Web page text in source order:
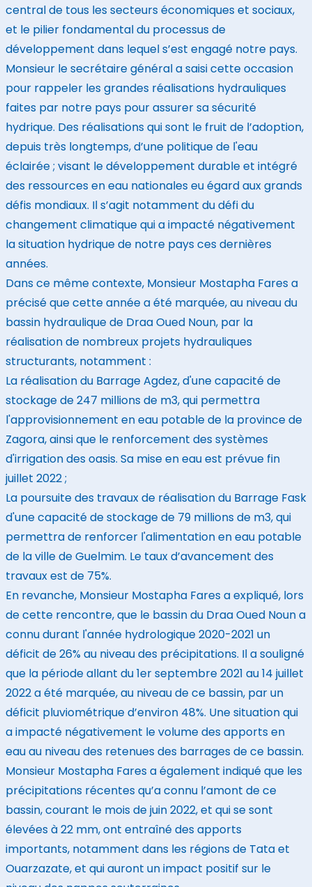
central de tous les secteurs économiques et sociaux,
et le pilier fondamental du processus de
développement dans lequel s’est engagé notre pays.
Monsieur le secrétaire général a saisi cette occasion
pour rappeler les grandes réalisations hydrauliques
faites par notre pays pour assurer sa sécurité
hydrique. Des réalisations qui sont le fruit de l’adoption,
depuis très longtemps, d’une politique de l'eau
éclairée ; visant le développement durable et intégré
des ressources en eau nationales eu égard aux grands
défis mondiaux. Il s’agit notamment du défi du
changement climatique qui a impacté négativement
la situation hydrique de notre pays ces dernières
années.
Dans ce même contexte, Monsieur Mostapha Fares a
précisé que cette année a été marquée, au niveau du
bassin hydraulique de Draa Oued Noun, par la
réalisation de nombreux projets hydrauliques
structurants, notamment :
La réalisation du Barrage Agdez, d'une capacité de
stockage de 247 millions de m3, qui permettra
l'approvisionnement en eau potable de la province de
Zagora, ainsi que le renforcement des systèmes
d'irrigation des oasis. Sa mise en eau est prévue fin
juillet 2022 ;
La poursuite des travaux de réalisation du Barrage Fask
d'une capacité de stockage de 79 millions de m3, qui
permettra de renforcer l'alimentation en eau potable
de la ville de Guelmim. Le taux d’avancement des
travaux est de 75%.
En revanche, Monsieur Mostapha Fares a expliqué, lors
de cette rencontre, que le bassin du Draa Oued Noun a
connu durant l'année hydrologique 2020-2021 un
déficit de 26% au niveau des précipitations. Il a souligné
que la période allant du 1er septembre 2021 au 14 juillet
2022 a été marquée, au niveau de ce bassin, par un
déficit pluviométrique d’environ 48%. Une situation qui
a impacté négativement le volume des apports en
eau au niveau des retenues des barrages de ce bassin.
Monsieur Mostapha Fares a également indiqué que les
précipitations récentes qu’a connu l’amont de ce
bassin, courant le mois de juin 2022, et qui se sont
élevées à 22 mm, ont entraîné des apports
importants, notamment dans les régions de Tata et
Ouarzazate, et qui auront un impact positif sur le